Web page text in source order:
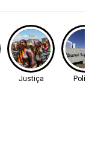
Justiça Política